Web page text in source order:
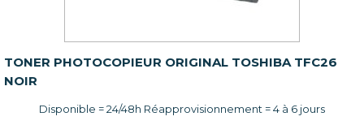
TONER PHOTOCOPIEUR ORIGINAL TOSHIBA TFC26
NOIR
Disponible = 24/48h Réapprovisionnement = 4 à 6 jours